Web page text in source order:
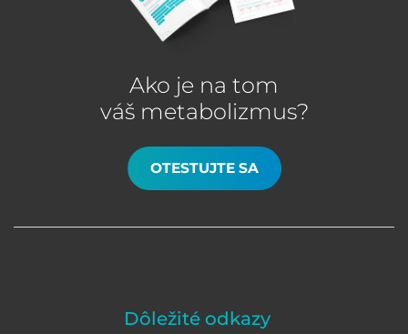
Ako je na tom
váš metabolizmus?
OTESTUJTE SA
Dôležité odkazy